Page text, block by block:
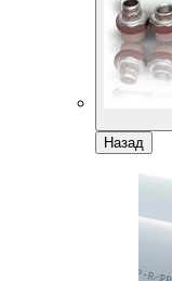
Назад